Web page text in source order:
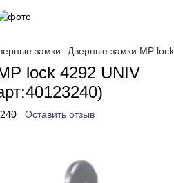
замки Дверные замки MP lock
lock 4292 UNIV
Оставить отзыв